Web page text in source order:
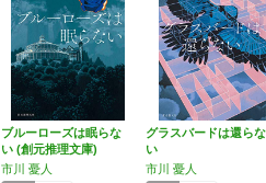
ブルーローズは眠らな
い (創元推理文庫)
市川 憂人
グラスバードは還らな
い
市川 憂人